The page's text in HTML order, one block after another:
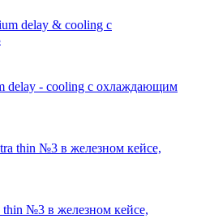
delay - cooling с охлаждающим
№3 в железном кейсе,